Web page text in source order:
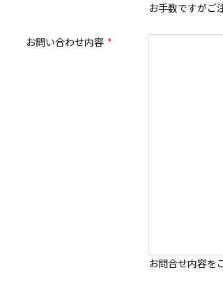
お手数ですがご
お問い合わせ内容
お問合せ内容を